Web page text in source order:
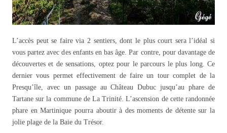
L’accès peut se faire via 2 sentiers, dont le plus court sera l’idéal si
vous partez avec des enfants en bas âge. Par contre, pour davantage de
découvertes et de sensations, optez pour le parcours le plus long. Ce
dernier vous permet effectivement de faire un tour complet de la
Presqu’île, avec un passage au Château Dubuc jusqu’au phare de
Tartane sur la commune de La Trinité. L’ascension de cette randonnée
phare en Martinique pourra aboutir à des moments de détente sur la
jolie plage de la Baie du Trésor.